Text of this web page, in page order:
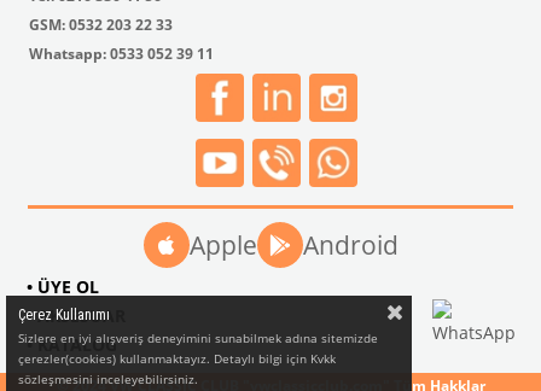
GSM: 0532 203 22 33
Whatsapp: 0533 052 39 11
Apple Android
• ÜYE OL
• AKSESUAR
• KATALOG
© 2024 VW CLASSIC CLUB "vwclassicclub.com" Tüm Hakklar
Çerez Kullanımı
Sizlere en iyi alışveriş deneyimini sunabilmek adına sitemizde
çerezler(cookies) kullanmaktayız. Detaylı bilgi için Kvkk
sözleşmesini inceleyebilirsiniz.